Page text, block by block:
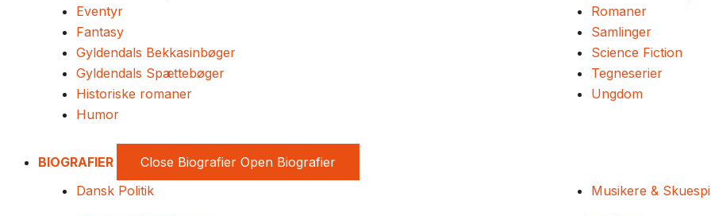
Eventyr
Fantasy
Gyldendals Bekkasinbøger
Gyldendals Spættebøger
Historiske romaner
Humor
Romaner
Samlinger
Science Fiction
Tegneserier
Ungdom
BIOGRAFIER Close Biografier Open Biografier
Dansk Politik
Musikere &